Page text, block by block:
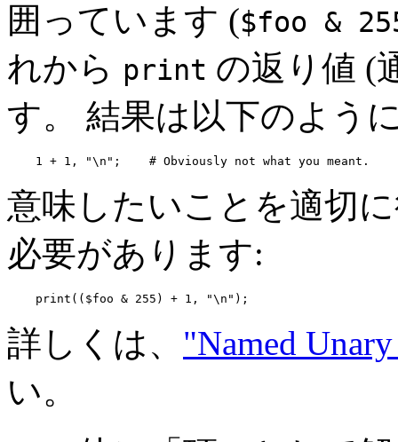
囲っています ($foo &
れから print の返り値 (
す。 結果は以下のよう
    1 + 1, "\n";    # Obviously not what you meant.
意味したいことを適切
必要があります:
    print(($foo & 255) + 1, "\n");
詳しくは、 "Named
い。